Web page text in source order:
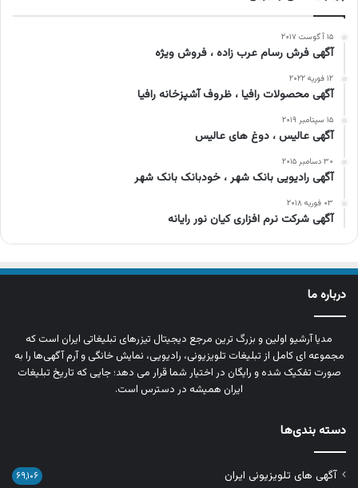
۱۵ آگوست ۲۰۱۷
آگهی فرش رسام عرب زاده ، فروش ویژه
۱۲ فوریه ۲۰۲۲
آگهی محصولات رافیا ، ظروف آشپزخانه رافیا
۱۵ سپتامبر ۲۰۱۹
آگهی عالیس ، دوغ های عالیس
۳۰ دسامبر ۲۰۱۵
آگهی رادیویی بانک شهر ، خودبانک بانک شهر
۰۳ فوریه ۲۰۱۸
آگهی شرکت نرم افزاری کیان نور رایانه
درباره ما
مدیا آرشیو اولین و بزرگ‌ ترین مرجع دیجیتال تیزرهای تبلیغاتی ایران است که
مجموعه‌ ای کامل از تبلیغات تلویزیونی، رادیویی، نمایش خانگی و آرم‌ آگهی‌ها را به‌
صورت تفکیک‌ شده و رایگان در اختیار شما قرار می‌ دهد؛ جایی که تاریخ تبلیغات
ایران همیشه در دسترس است.
دسته بندی‌ها
آگهی های تلویزیونی ایران ۶۹,۱۰۶